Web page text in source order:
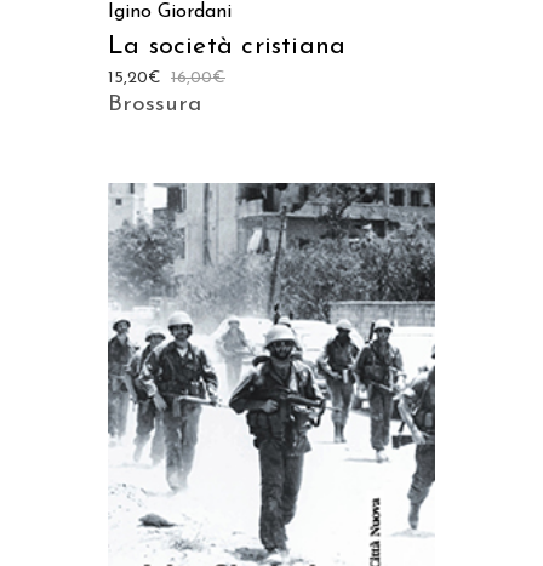
Igino Giordani
La società cristiana
16,00€
15,20€
Brossura
AGGIUNGI AL CARRELLO